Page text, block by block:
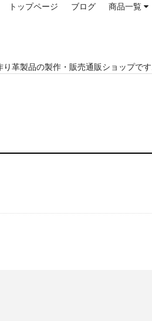
トップページ ブログ 商品一覧
革製品の製作・販売通販ショップです